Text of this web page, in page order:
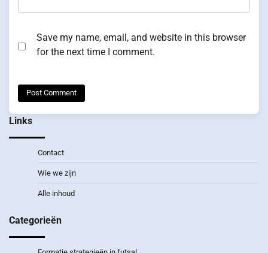
Save my name, email, and website in this browser
for the next time I comment.
Links
Contact
Wie we zijn
Alle inhoud
Categorieën